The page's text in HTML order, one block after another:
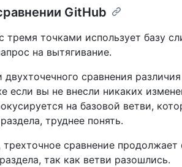
GitHub
тремя точками использует базу
на вытягивание.
сравнения
если вы не внесли никаких
на базовой ветви,
труднее понять.
трехточное сравнение
так как ветви разошлись.